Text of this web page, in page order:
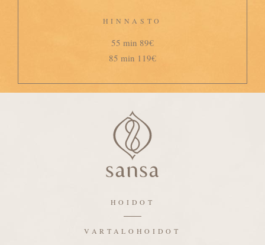
HINNASTO
55 min 89€
85 min 119€
HOIDOT
VARTALOHOIDOT